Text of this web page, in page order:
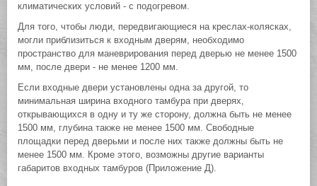
климатических условий - с подогревом.
Для того, чтобы люди, передвигающиеся на креслах-колясках,
могли приблизиться к входным дверям, необходимо
пространство для маневрирования перед дверью не менее 1500
мм, после двери - не менее 1200 мм.
Если входные двери установлены одна за другой, то
минимальная ширина входного тамбура при дверях,
открывающихся в одну и ту же сторону, должна быть не менее
1500 мм, глубина также не менее 1500 мм. Свободные
площадки перед дверьми и после них также должны быть не
менее 1500 мм. Кроме этого, возможны другие варианты
габаритов входных тамбуров (Приложение Д).